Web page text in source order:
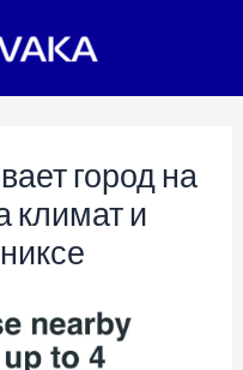
город на
климат и